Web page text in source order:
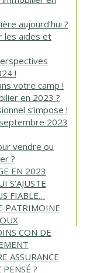
aujourd’hui ?
les aides et
!
votre camp !
en 2023 ?
s’impose !
2023
vendre ou
?
EN 2023
S’AJUSTE
FIABLE…
PATRIMOINE
CON DE
ASSURANCE
?